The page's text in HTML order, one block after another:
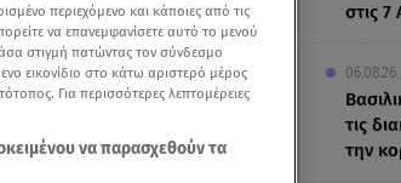
στις
06.08.26
τις
την
περιεχόμενο και κάποιες από τις
να επανεμφανίσετε αυτό το μενού
στιγμή πατώντας τον σύνδεσμο
εικονίδιο στο κάτω αριστερό μέρος
Για περισσότερες λεπτομέρειες
να παρασχεθούν τα